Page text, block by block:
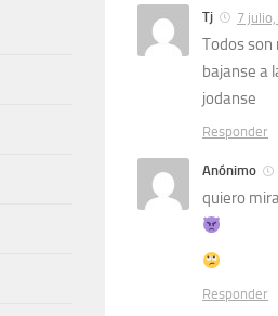
Tj 7
Todos son
bajanse a
jodanse
Responder
Anónimo
quiero
Responder